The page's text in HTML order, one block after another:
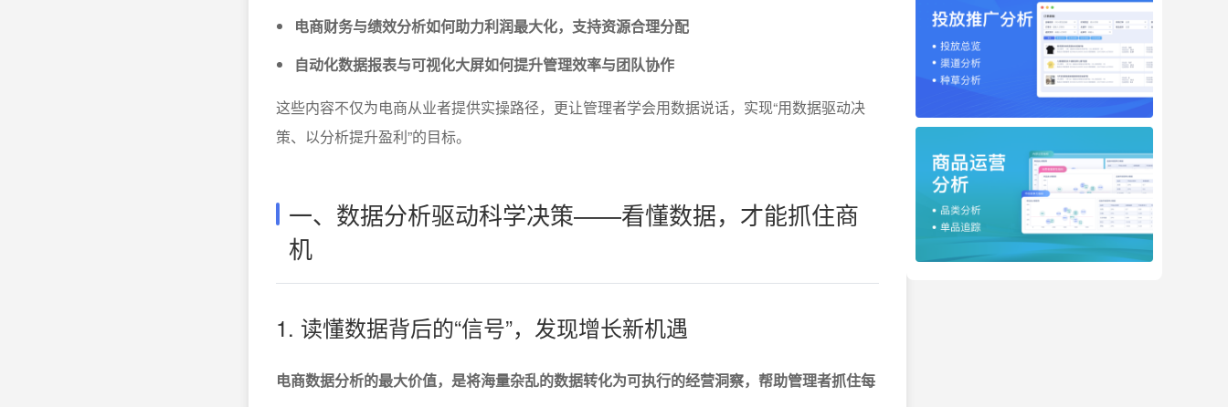
电商财务与绩效分析如何助力利润最大化，支持资源合理分配
自动化数据报表与可视化大屏如何提升管理效率与团队协作
这些内容不仅为电商从业者提供实操路径，更让管理者学会用数据说话，实现“用数据驱动决
策、以分析提升盈利”的目标。
一、数据分析驱动科学决策——看懂数据，才能抓住商
机
1. 读懂数据背后的“信号”，发现增长新机遇
电商数据分析的最大价值，是将海量杂乱的数据转化为可执行的经营洞察，帮助管理者抓住每